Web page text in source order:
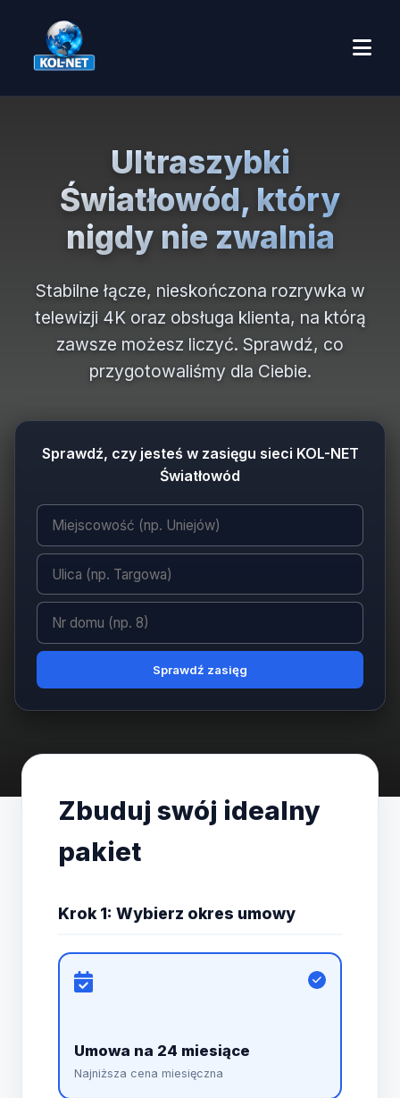
Ultraszybki
Światłowód, który
nigdy nie zwalnia
Stabilne łącze, nieskończona rozrywka w
telewizji 4K oraz obsługa klienta, na którą
zawsze możesz liczyć. Sprawdź, co
przygotowaliśmy dla Ciebie.
Sprawdź, czy jesteś w zasięgu sieci KOL-NET
Światłowód
Sprawdź zasięg
Zbuduj swój idealny
pakiet
Krok 1: Wybierz okres umowy
Umowa na 24 miesiące
Najniższa cena miesięczna